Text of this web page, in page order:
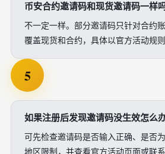
币安合约邀请码和现货邀请码一样吗
不一定一样。部分邀请码只针对合约
覆盖现货和合约，具体以官方活动规则
5
如果注册后发现邀请码没生效怎么办
可先检查邀请码是否输入正确、是否
地区限制，并查看官方活动页面或联系